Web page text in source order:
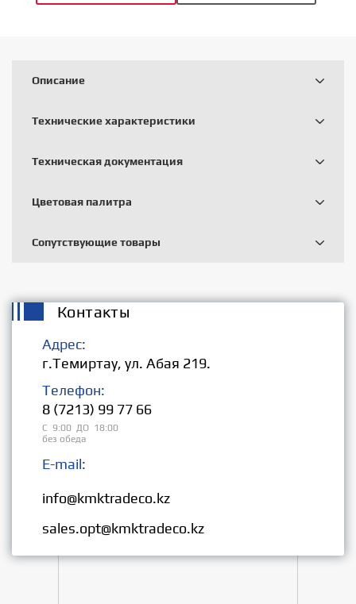
Описание
Технические характеристики
Техническая документация
Цветовая палитра
Сопутствующие товары
Контакты
Адрес:
г.Темиртау, ул. Абая 219.
Телефон:
8 (7213) 99 77 66
С 9:00 ДО 18:00
без обеда
E-mail:
info@kmktradeco.kz
sales.opt@kmktradeco.kz